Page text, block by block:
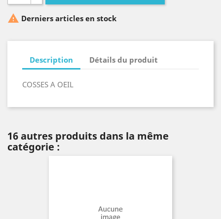
 Derniers articles en stock
Description Détails du produit
COSSES A OEIL
16 autres produits dans la même
catégorie :